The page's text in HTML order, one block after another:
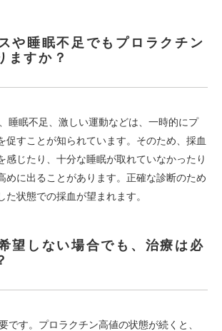
や睡眠不足でもプロラクチン
ますか？
睡眠不足、激しい運動などは、一時的にプ
促すことが知られています。そのため、採血
感じたり、十分な睡眠が取れていなかったり
めに出ることがあります。正確な診断のため
た状態での採血が望まれます。
望しない場合でも、治療は必
です。プロラクチン高値の状態が続くと、